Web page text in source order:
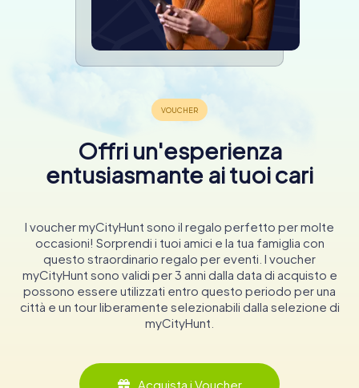
Offri un'esperienza
entusiasmante ai tuoi cari
I voucher myCityHunt sono il regalo perfetto per molte
occasioni! Sorprendi i tuoi amici e la tua famiglia con
questo straordinario regalo per eventi. I voucher
myCityHunt sono validi per 3 anni dalla data di acquisto e
possono essere utilizzati entro questo periodo per una
città e un tour liberamente selezionabili dalla selezione di
myCityHunt.
Acquista i Voucher